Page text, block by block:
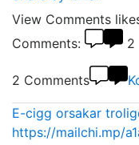
View Comments
Comments:
2
2 Comments
E-cigg orsakar
https://mailchi.mp/